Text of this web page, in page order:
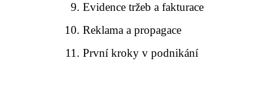
Evidence tržeb a fakturace
Reklama a propagace
První kroky v podnikání